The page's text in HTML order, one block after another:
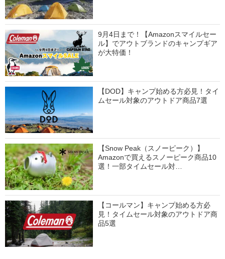
9月4日まで！【Amazonスマイルセー
ル】でアウトブランドのキャンプギア
が大特価！
【DOD】キャンプ始める方必見！タイ
ムセール対象のアウトドア商品7選
【Snow Peak（スノーピーク）】
Amazonで買えるスノーピーク商品10
選！一部タイムセール対…
【コールマン】キャンプ始める方必
見！タイムセール対象のアウトドア商
品5選